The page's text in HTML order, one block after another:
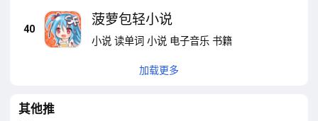
40
菠萝包轻小说
小说 读单词 小说 电子音乐 书籍
加载更多
其他推